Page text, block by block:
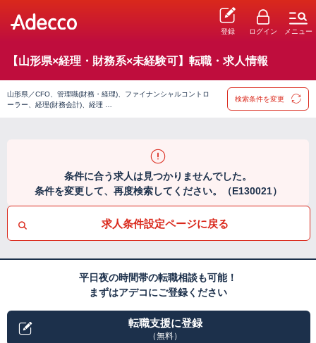
登録 ログイン メニュー
【山形県×経理・財務系×未経験可】転職・求人情報
山形県／CFO、管理職(財務・経理)、ファイナンシャルコントロ
ーラー、経理(財務会計)、経理 …
検索条件を変更
条件に合う求人は見つかりませんでした。
条件を変更して、再度検索してください。（E130021）
求人条件設定ページに戻る
平日夜の時間帯の転職相談も可能！
まずはアデコにご登録ください
転職支援に登録
（無料）